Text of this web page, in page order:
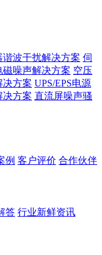
谐波干扰解决方案 伺
噪声解决方案 空压
决方案 UPS/EPS电源
决方案 直流屏噪声骚
例 客户评价 合作伙伴
答 行业新鲜资讯